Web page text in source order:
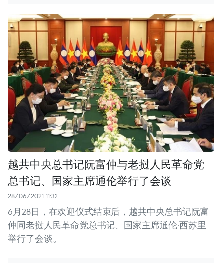
越共中央总书记阮富仲与老挝人民革命党
总书记、国家主席通伦举行了会谈
28/06/2021 11:32
6月28日，在欢迎仪式结束后，越共中央总书记阮富
仲同老挝人民革命党总书记、国家主席通伦·西苏里
举行了会谈。